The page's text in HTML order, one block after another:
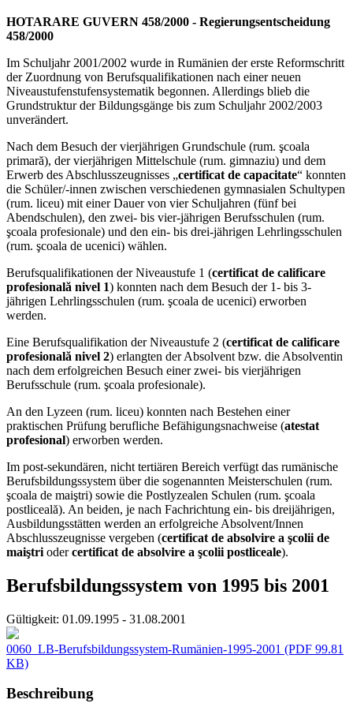
HOTARARE GUVERN 458/2000 - Regierungsentscheidung
458/2000
Im Schuljahr 2001/2002 wurde in Rumänien der erste Reformschritt
der Zuordnung von Berufsqualifikationen nach einer neuen
Niveaustufenstufensystematik begonnen. Allerdings blieb die
Grundstruktur der Bildungsgänge bis zum Schuljahr 2002/2003
unverändert.
Nach dem Besuch der vierjährigen Grundschule (rum. şcoala
primară), der vierjährigen Mittelschule (rum. gimnaziu) und dem
Erwerb des Abschlusszeugnisses „certificat de capacitate“ konnten
die Schüler/-innen zwischen verschiedenen gymnasialen Schultypen
(rum. liceu) mit einer Dauer von vier Schuljahren (fünf bei
Abendschulen), den zwei- bis vier-jährigen Berufsschulen (rum.
şcoala profesionale) und den ein- bis drei-jährigen Lehrlingsschulen
(rum. şcoala de ucenici) wählen.
Berufsqualifikationen der Niveaustufe 1 (certificat de calificare
profesională nivel 1) konnten nach dem Besuch der 1- bis 3-
jährigen Lehrlingsschulen (rum. şcoala de ucenici) erworben
werden.
Eine Berufsqualifikation der Niveaustufe 2 (certificat de calificare
profesională nivel 2) erlangten der Absolvent bzw. die Absolventin
nach dem erfolgreichen Besuch einer zwei- bis vierjährigen
Berufsschule (rum. şcoala profesionale).
An den Lyzeen (rum. liceu) konnten nach Bestehen einer
praktischen Prüfung berufliche Befähigungsnachweise (atestat
profesional) erworben werden.
Im post-sekundären, nicht tertiären Bereich verfügt das rumänische
Berufsbildungssystem über die sogenannten Meisterschulen (rum.
şcoala de maiştri) sowie die Postlyzealen Schulen (rum. şcoala
postliceală). An beiden, je nach Fachrichtung ein- bis dreijährigen,
Ausbildungsstätten werden an erfolgreiche Absolvent/Innen
Abschlusszeugnisse vergeben (certificat de absolvire a şcolii de
maiştri odercertificat de absolvire a şcolii postliceale).
Berufsbildungssystem von 1995 bis 2001
Gültigkeit: 01.09.1995 - 31.08.2001
0060_LB-Berufsbildungssystem-Rumänien-1995-2001 (PDF 99.81
KB)
Beschreibung